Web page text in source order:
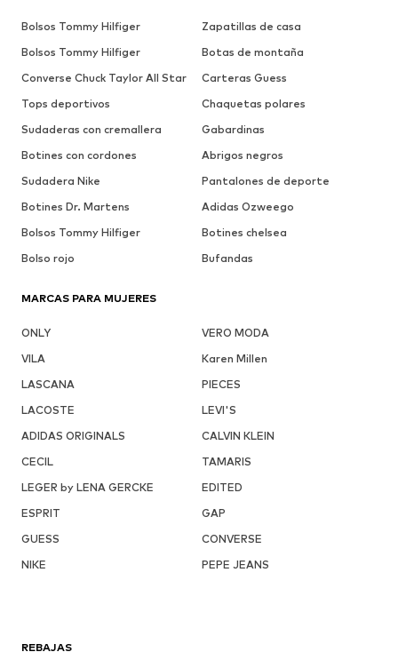
Bolsos Tommy Hilfiger
Zapatillas de casa
Bolsos Tommy Hilfiger
Botas de montaña
Converse Chuck Taylor All Star
Carteras Guess
Tops deportivos
Chaquetas polares
Sudaderas con cremallera
Gabardinas
Botines con cordones
Abrigos negros
Sudadera Nike
Pantalones de deporte
Botines Dr. Martens
Adidas Ozweego
Bolsos Tommy Hilfiger
Botines chelsea
Bolso rojo
Bufandas
MARCAS PARA MUJERES
ONLY
VERO MODA
VILA
Karen Millen
LASCANA
PIECES
LACOSTE
LEVI'S
ADIDAS ORIGINALS
CALVIN KLEIN
CECIL
TAMARIS
LEGER by LENA GERCKE
EDITED
ESPRIT
GAP
GUESS
CONVERSE
NIKE
PEPE JEANS
REBAJAS